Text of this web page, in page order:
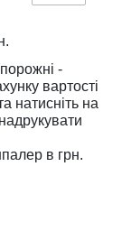
порожні -
натисніть на
в грн.